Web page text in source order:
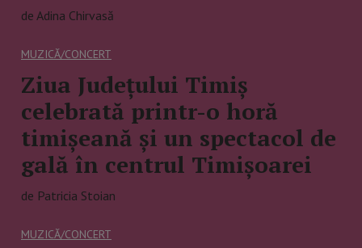
de Adina Chirvasă
MUZICĂ/CONCERT
Ziua Județului Timiș
celebrată printr-o horă
timișeană și un spectacol de
gală în centrul Timișoarei
de Patricia Stoian
MUZICĂ/CONCERT